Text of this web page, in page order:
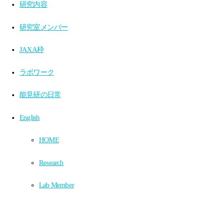
研究内容
研究室メンバー
JAXA枠
ラボワーク
能見研の日常
English
HOME
Research
Lab Member